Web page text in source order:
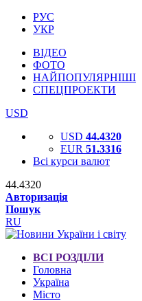
РУС
УКР
ВІДЕО
ФОТО
НАЙПОПУЛЯРНІШІ
СПЕЦПРОЕКТИ
USD
USD 44.4320
EUR 51.3316
Всі курси валют
44.4320
Авторизація
Пошук
RU
ВСІ РОЗДІЛИ
Головна
Україна
Місто